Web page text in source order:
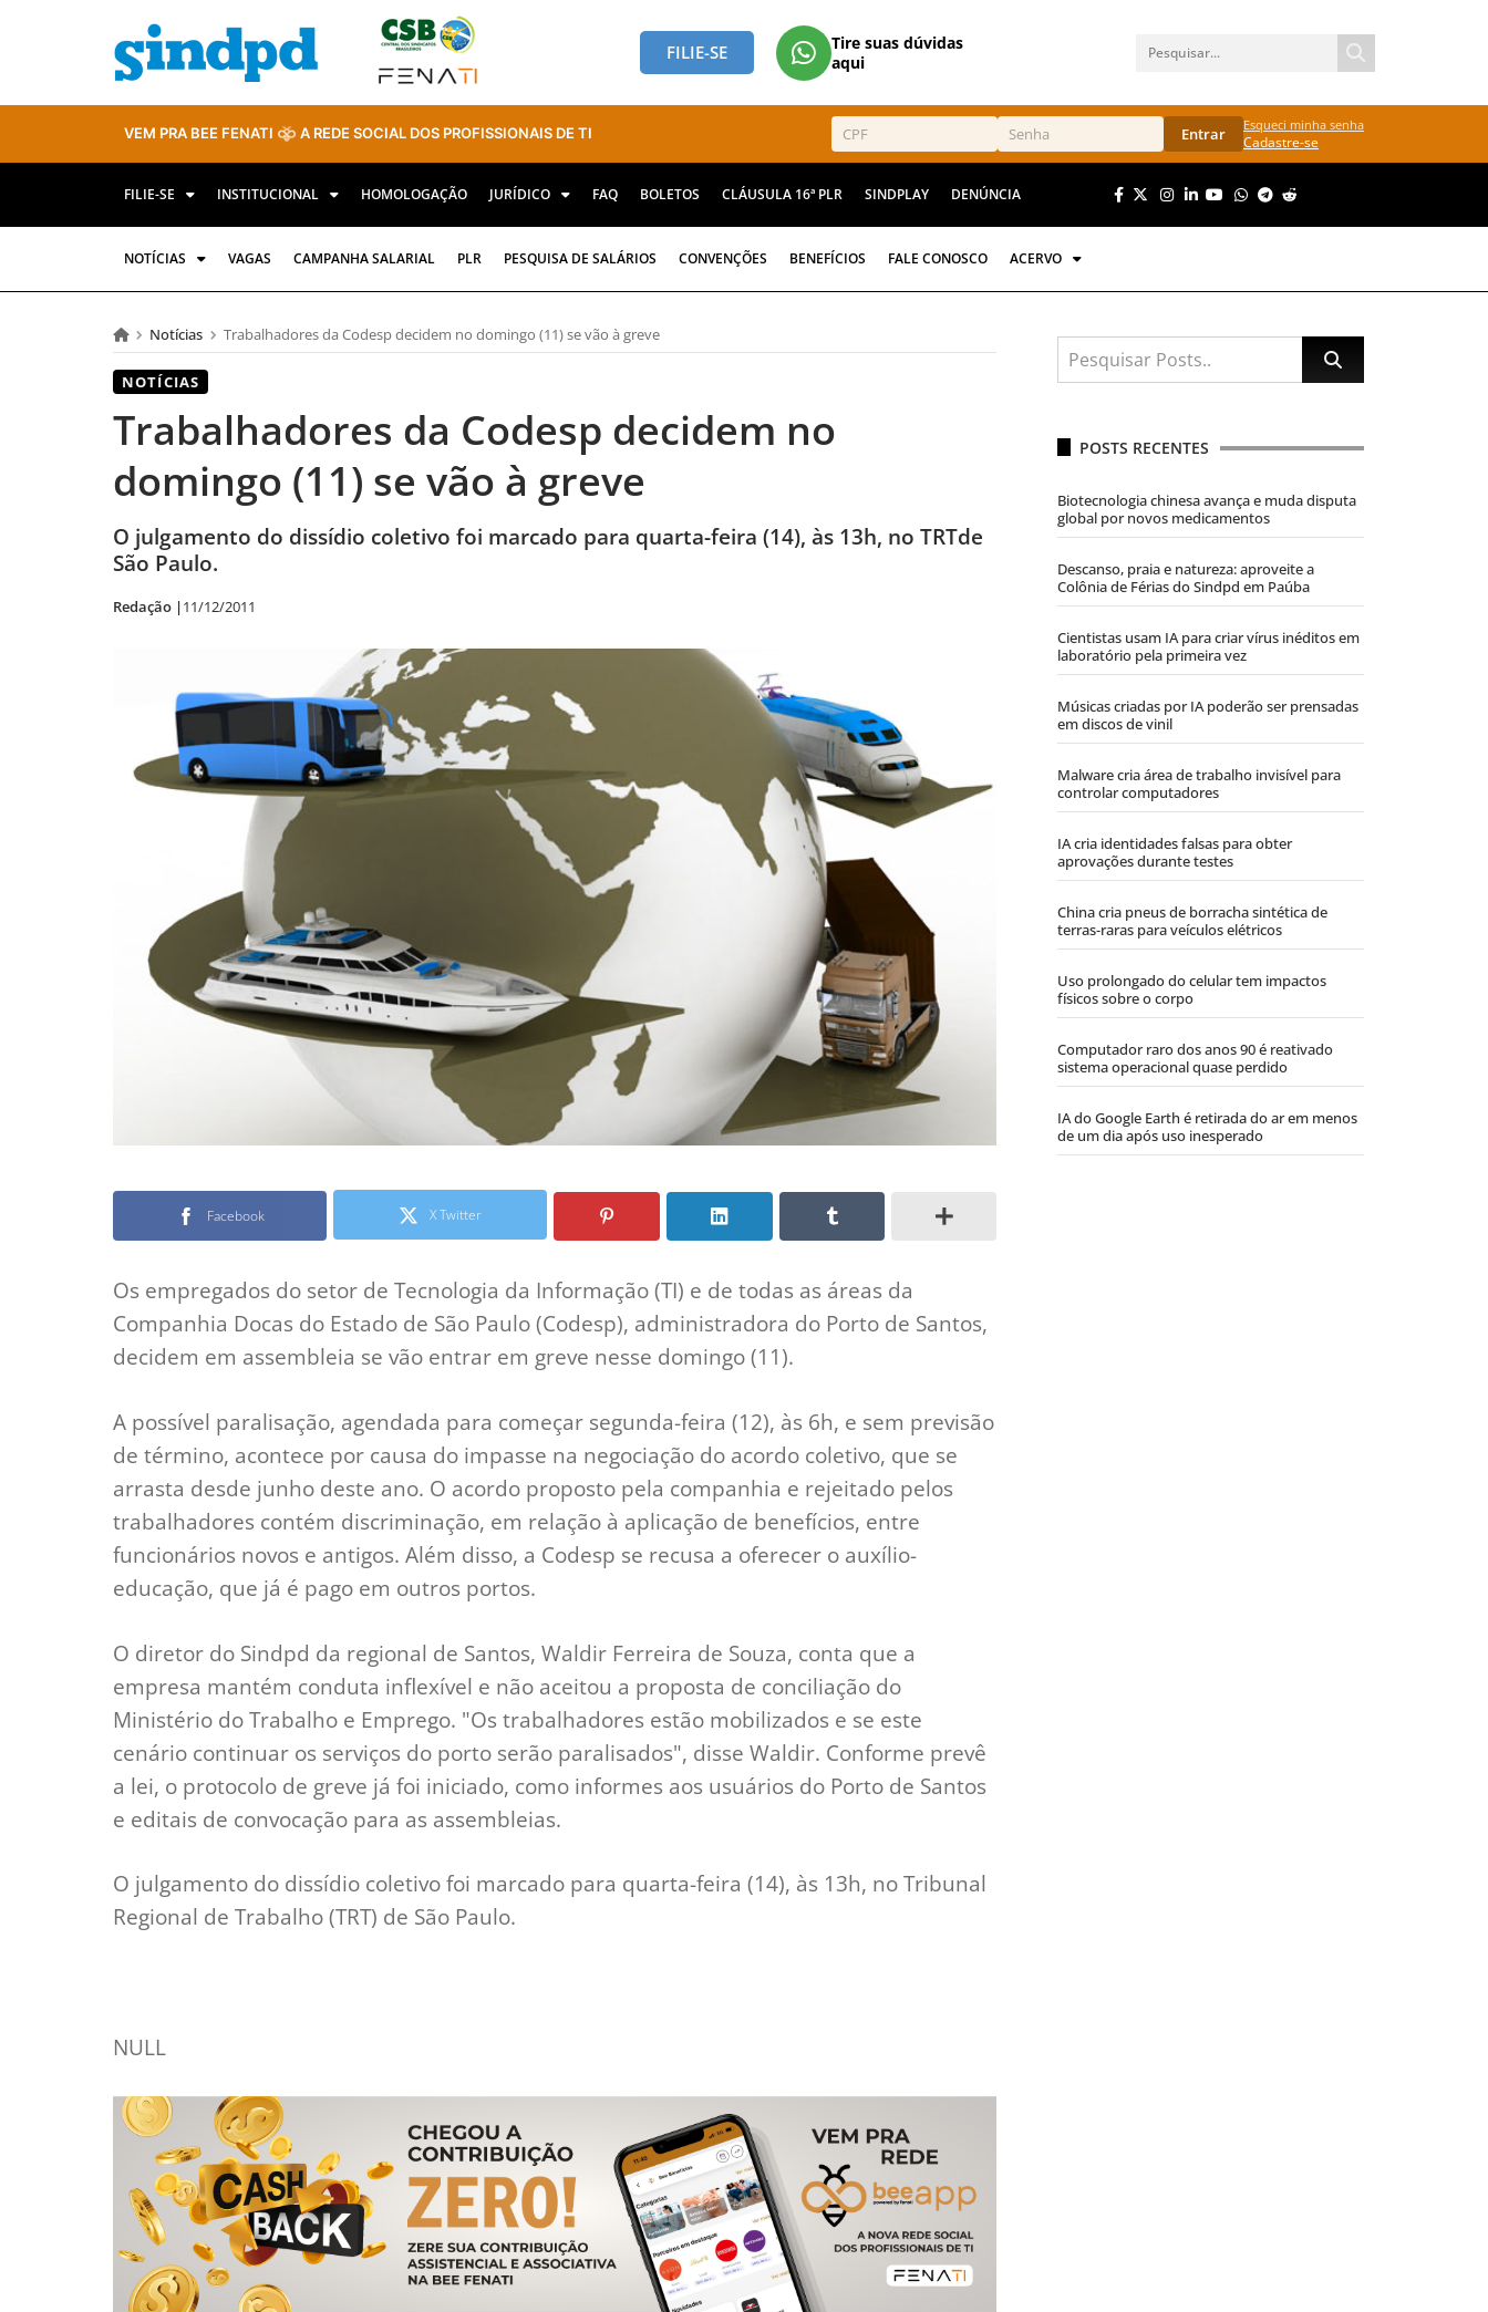
FILIE-SE
Tire suas dúvidas
aqui
VEM PRA BEE FENATI A REDE SOCIAL DOS PROFISSIONAIS DE TI Entrar Esqueci minha senha
Cadastre-se
FILIE-SE INSTITUCIONAL HOMOLOGAÇÃO JURÍDICO FAQ BOLETOS CLÁUSULA 16ª PLR SINDPLAY DENÚNCIA
NOTÍCIAS VAGAS CAMPANHA SALARIAL PLR PESQUISA DE SALÁRIOS CONVENÇÕES BENEFÍCIOS FALE CONOSCO ACERVO
Notícias Trabalhadores da Codesp decidem no domingo (11) se vão à greve
NOTÍCIAS
Trabalhadores da Codesp decidem no
domingo (11) se vão à greve
O julgamento do dissídio coletivo foi marcado para quarta-feira (14), às 13h, no TRTde
São Paulo.
Redação |11/12/2011
Facebook X Twitter
Os empregados do setor de Tecnologia da Informação (TI) e de todas as áreas da
Companhia Docas do Estado de São Paulo (Codesp), administradora do Porto de Santos,
decidem em assembleia se vão entrar em greve nesse domingo (11).
A possível paralisação, agendada para começar segunda-feira (12), às 6h, e sem previsão
de término, acontece por causa do impasse na negociação do acordo coletivo, que se
arrasta desde junho deste ano. O acordo proposto pela companhia e rejeitado pelos
trabalhadores contém discriminação, em relação à aplicação de benefícios, entre
funcionários novos e antigos. Além disso, a Codesp se recusa a oferecer o auxílio-
educação, que já é pago em outros portos.
O diretor do Sindpd da regional de Santos, Waldir Ferreira de Souza, conta que a
empresa mantém conduta inflexível e não aceitou a proposta de conciliação do
Ministério do Trabalho e Emprego. "Os trabalhadores estão mobilizados e se este
cenário continuar os serviços do porto serão paralisados", disse Waldir. Conforme prevê
a lei, o protocolo de greve já foi iniciado, como informes aos usuários do Porto de Santos
e editais de convocação para as assembleias.
O julgamento do dissídio coletivo foi marcado para quarta-feira (14), às 13h, no Tribunal
Regional de Trabalho (TRT) de São Paulo.
NULL
POSTS RECENTES
Biotecnologia chinesa avança e muda disputa
global por novos medicamentos
Descanso, praia e natureza: aproveite a
Colônia de Férias do Sindpd em Paúba
Cientistas usam IA para criar vírus inéditos em
laboratório pela primeira vez
Músicas criadas por IA poderão ser prensadas
em discos de vinil
Malware cria área de trabalho invisível para
controlar computadores
IA cria identidades falsas para obter
aprovações durante testes
China cria pneus de borracha sintética de
terras-raras para veículos elétricos
Uso prolongado do celular tem impactos
físicos sobre o corpo
Computador raro dos anos 90 é reativado
sistema operacional quase perdido
IA do Google Earth é retirada do ar em menos
de um dia após uso inesperado